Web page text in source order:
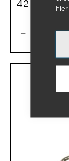
hier
42
-